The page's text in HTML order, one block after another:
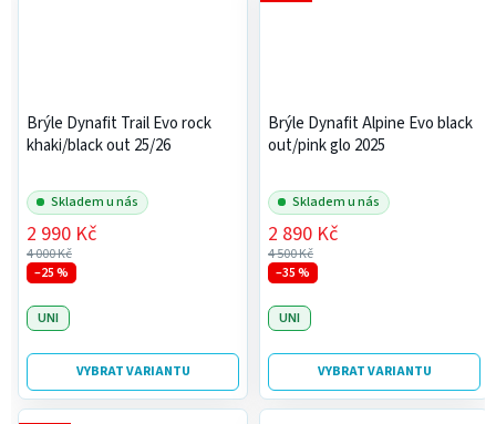
Brýle Dynafit Trail Evo rock
khaki/black out 25/26
Skladem u nás
4 000 Kč
2 990 Kč
–25 %
VYBRAT VARIANTU
UNI
Brýle Dynafit Alpine Evo black
out/pink glo 2025
Skladem u nás
4 500 Kč
2 890 Kč
–35 %
VYBRAT VARIANTU
UNI